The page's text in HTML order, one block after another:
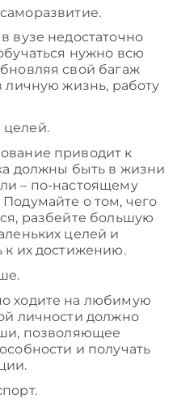
вузе недостаточно
нужно всю
свой багаж
личную жизнь, работу
приводит к
должны быть в жизни
– по-настоящему
о том, чего
разбейте большую
целей и
к их достижению.
ходите на любимую
личности должно
позволяющее
и получать